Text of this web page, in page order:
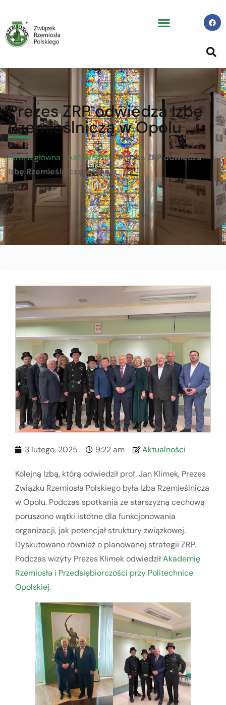
Prezes ZRP odwiedza Izbę
Rzemieślniczą w Opolu
Strona główna / Aktualności/Prezes ZRP odwiedza
Izbę Rzemieślniczą w Opolu
3 lutego, 2025 9:22 am Aktualności
Kolejną Izbą, którą odwiedził prof. Jan Klimek, Prezes
Związku Rzemiosła Polskiego była Izba Rzemieślnicza
w Opolu. Podczas spotkania ze starszyzną cechową
poruszono wątki istotne dla funkcjonowania
organizacji, jak potencjał struktury związkowej.
Dyskutowano również o planowanej strategii ZRP.
Podczas wizyty Prezes Klimek odwiedziłAkademię
Rzemiosła i Przedsiębiorczości przy Politechnice
Opolskiej.